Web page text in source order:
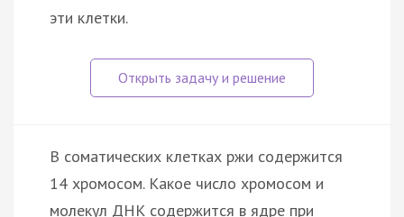
эти клетки.
В соматических клетках ржи содержится
14 хромосом. Какое число хромосом и
молекул ДНК содержится в ядре при